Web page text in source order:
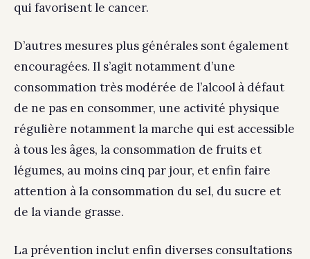
qui favorisent le cancer.
D’autres mesures plus générales sont également
encouragées. Il s’agit notamment d’une
consommation très modérée de l’alcool à défaut
de ne pas en consommer, une activité physique
régulière notamment la marche qui est accessible
à tous les âges, la consommation de fruits et
légumes, au moins cinq par jour, et enfin faire
attention à la consommation du sel, du sucre et
de la viande grasse.
La prévention inclut enfin diverses consultations